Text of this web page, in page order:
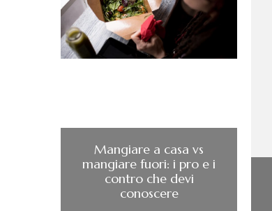
Mangiare a casa vs
mangiare fuori: i pro e i
contro che devi
conoscere